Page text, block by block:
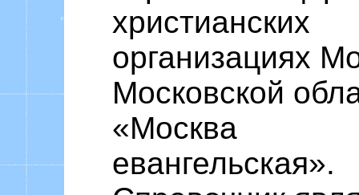
христианских
организациях
Московской
«Москва
евангельская».